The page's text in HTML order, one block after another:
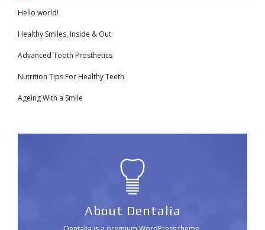
Hello world!
Healthy Smiles, Inside & Out
Advanced Tooth Prosthetics
Nutrition Tips For Healthy Teeth
Ageing With a Smile
About Dentalia